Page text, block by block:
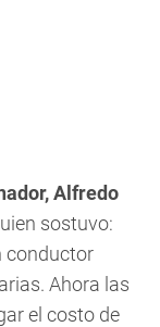
Alfredo
sostuvo:
conductor
Ahora las
el costo de